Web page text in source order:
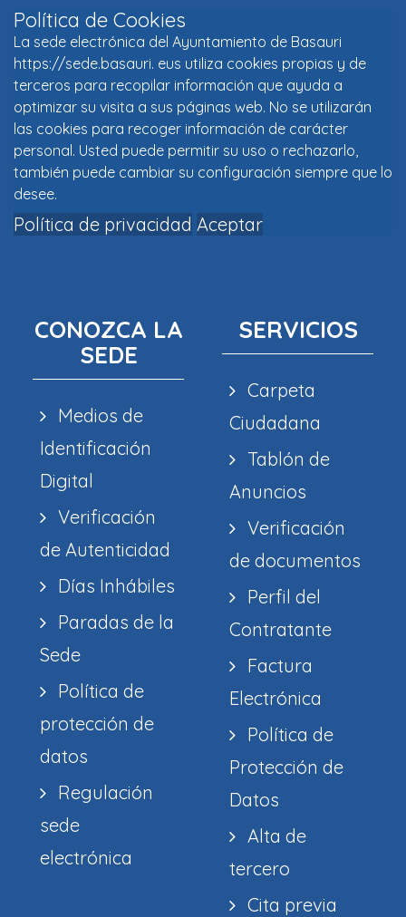
Política de Cookies
La sede electrónica del Ayuntamiento de Basauri
https://sede.basauri. eus utiliza cookies propias y de
terceros para recopilar información que ayuda a
optimizar su visita a sus páginas web. No se utilizarán
las cookies para recoger información de carácter
personal. Usted puede permitir su uso o rechazarlo,
también puede cambiar su configuración siempre que lo
desee.
Política de privacidad Aceptar
CONOZCA LA
SEDE
Medios de
Identificación
Digital
Verificación
de Autenticidad
Días Inhábiles
Paradas de la
Sede
Política de
protección de
datos
Regulación
sede
electrónica
SERVICIOS
Carpeta
Ciudadana
Tablón de
Anuncios
Verificación
de documentos
Perfil del
Contratante
Factura
Electrónica
Política de
Protección de
Datos
Alta de
tercero
Cita previa